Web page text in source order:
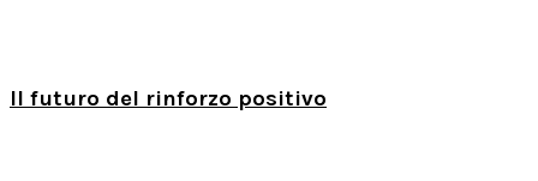
Il futuro del rinforzo positivo